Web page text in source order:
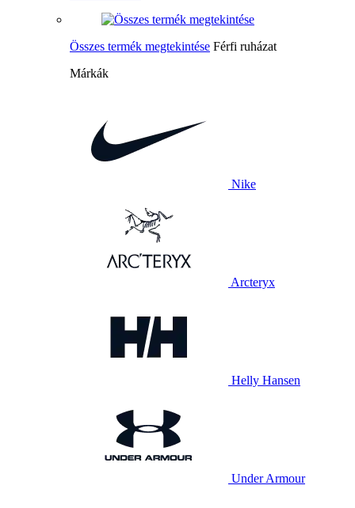
Összes termék megtekintése Férfi ruházat
Márkák
Nike
Arcteryx
Helly Hansen
Under Armour